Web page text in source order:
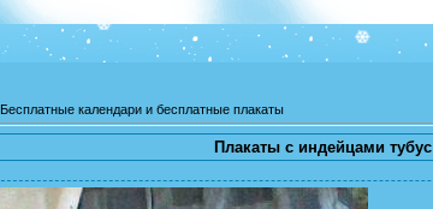
Бесплатные календари и бесплатные плакаты
Плакаты с индейцами тубус